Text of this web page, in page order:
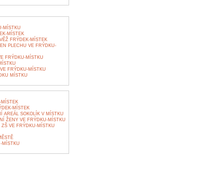
MÍSTKU
MÍSTEK
FRÝDEK-MÍSTEK
PLECHU VE FRÝDKU-
FRÝDKU-MÍSTKU
FRÝDKU-MÍSTKU
MÍSTKU
MÍSTEK
AREÁL SOKOLÍK V MÍSTKU
ŽENY VE FRÝDKU-MÍSTKU
VE FRÝDKU-MÍSTKU
MÍSTKU